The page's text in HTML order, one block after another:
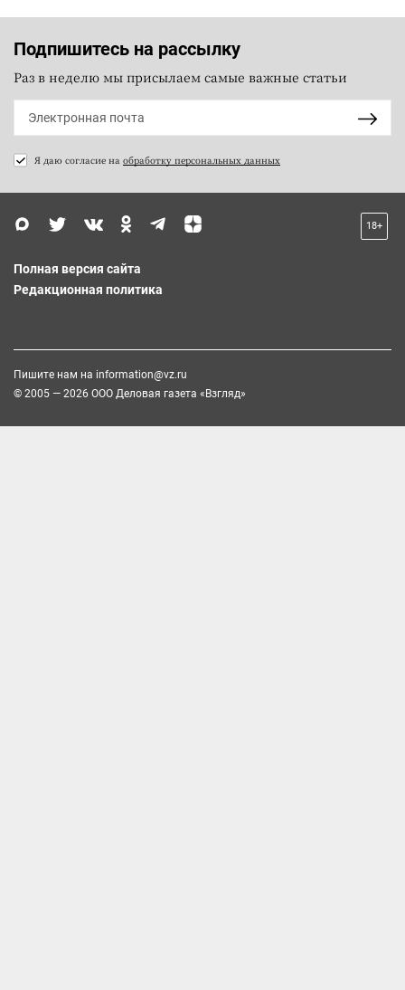
Подпишитесь на рассылку
Раз в неделю мы присылаем самые важные статьи
Я даю согласие на обработку персональных данных
18+
Полная версия сайта
Редакционная политика
Пишите нам на information@vz.ru
© 2005 — 2026 ООО Деловая газета «Взгляд»